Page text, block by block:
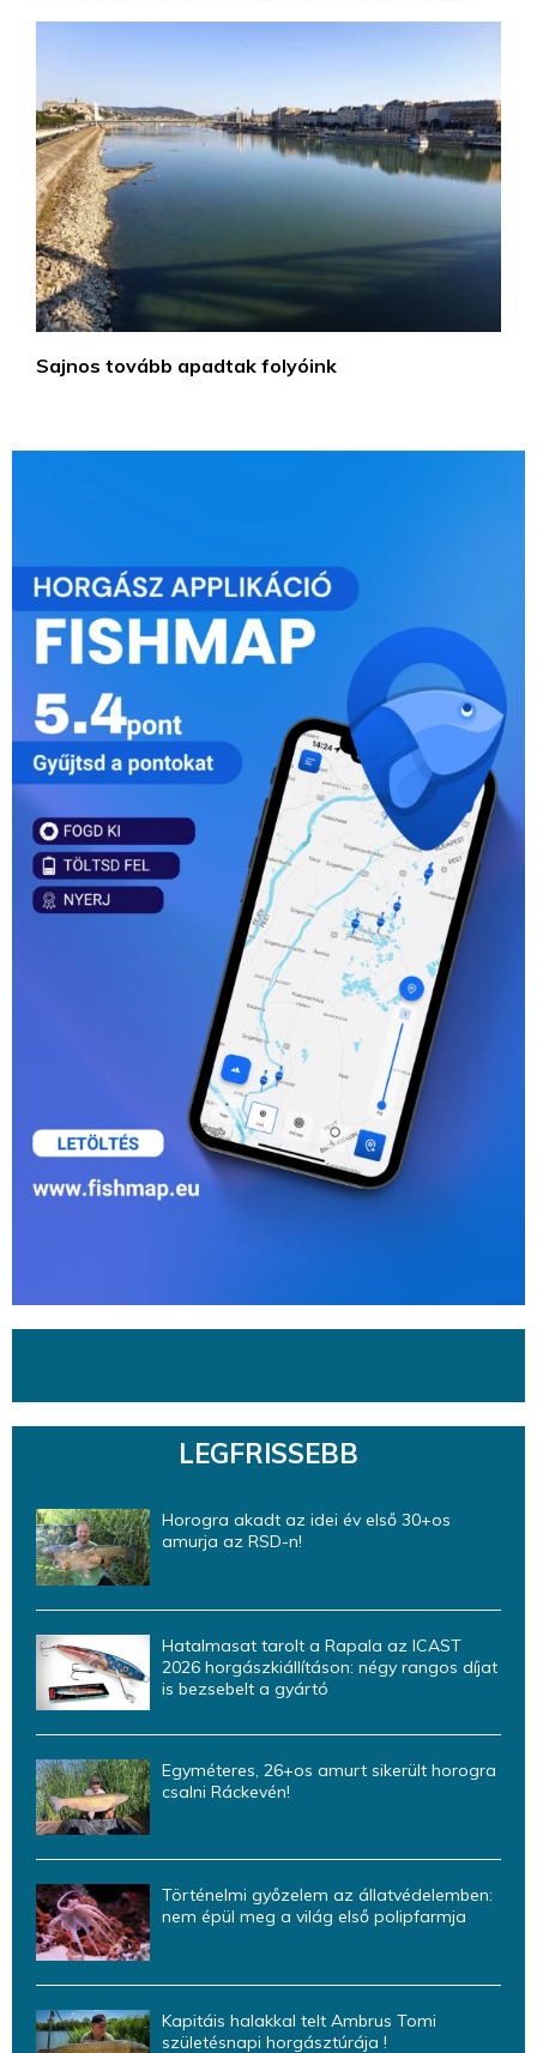
Sajnos tovább apadtak folyóink
LEGFRISSEBB
Horogra akadt az idei év első 30+os
amurja az RSD-n!
Hatalmasat tarolt a Rapala az ICAST
2026 horgászkiállításon: négy rangos díjat
is bezsebelt a gyártó
Egyméteres, 26+os amurt sikerült horogra
csalni Ráckevén!
Történelmi győzelem az állatvédelemben:
nem épül meg a világ első polipfarmja
Kapitáis halakkal telt Ambrus Tomi
születésnapi horgásztúrája !